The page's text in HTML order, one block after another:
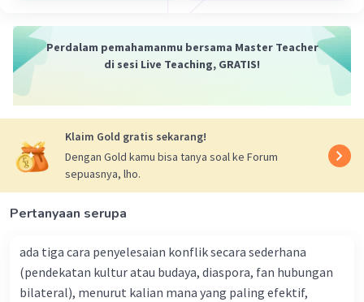
berarti bahwa semua aspek maskulinitas secara inheren
negatif. Sebaliknya, hal ini menyoroti efek merugikan
tradisional. Dengan mengakui dan mengatasi toxic
masculinity, individu dan masyarakat dapat bekerja
menuju promosi ekspresi maskulinitas yang lebih sehat
dan positif.
Secara keseluruhan, kesimpulan dari toxic masculinity
adalah bahwa konsep ini menyoroti dampak negatif dari
terkait dengan maskulinitas tradisional. Dengan
mempromosikan ekspresi maskulinitas yang lebih
sehat, kita dapat menciptakan masyarakat yang lebih
inklusif dan adil bagi semua individu.
Perdalam pemahamanmu bersama Master Teacher
di sesi Live Teaching, GRATIS!
Klaim Gold gratis sekarang!
Dengan Gold kamu bisa tanya soal ke Forum
sepuasnya, lho.
Pertanyaan serupa
ada tiga cara penyelesaian konflik secara sederhana
(pendekatan kultur atau budaya, diaspora, fan hubungan
bilateral), menurut kalian mana yang paling efektif,